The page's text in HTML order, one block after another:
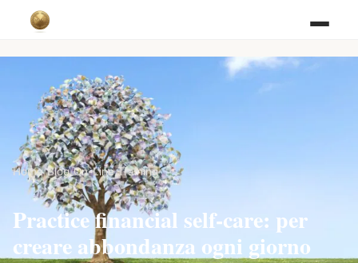
Home/Blog/On-Line Training
Practice financial self-care: per
creare abbondanza ogni giorno